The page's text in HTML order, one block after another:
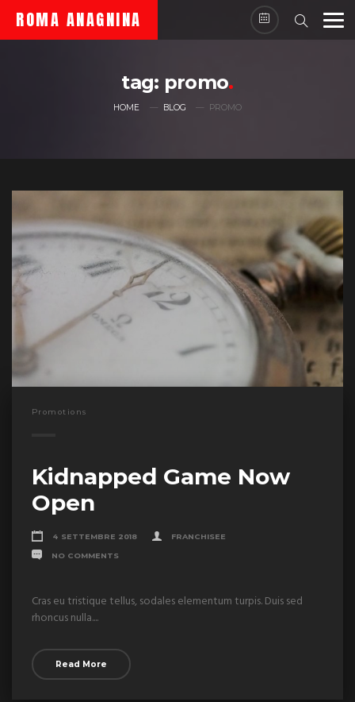
content
ROMA ANAGNINA
tag: promo
HOME BLOG PROMO
Promotions
Kidnapped Game Now
Open
4 SETTEMBRE 2018 FRANCHISEE
NO COMMENTS
Cras eu tristique tellus, sodales elementum turpis. Duis sed
rhoncus nulla....
Read More